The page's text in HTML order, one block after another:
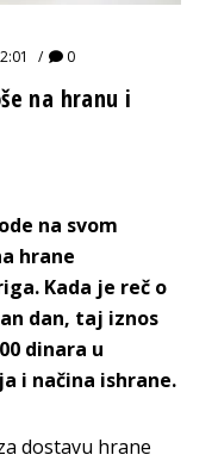
0
na hranu i
na svom
hrane
Kada je reč o
dan, taj iznos
dinara u
i načina ishrane.
dostavu hrane